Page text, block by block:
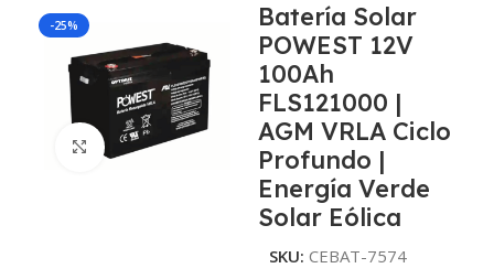
-25%
Click to enlarge
Batería Solar
POWEST 12V
100Ah
FLS121000 |
AGM VRLA Ciclo
Profundo |
Energía Verde
Solar Eólica
SKU: CEBAT-7574